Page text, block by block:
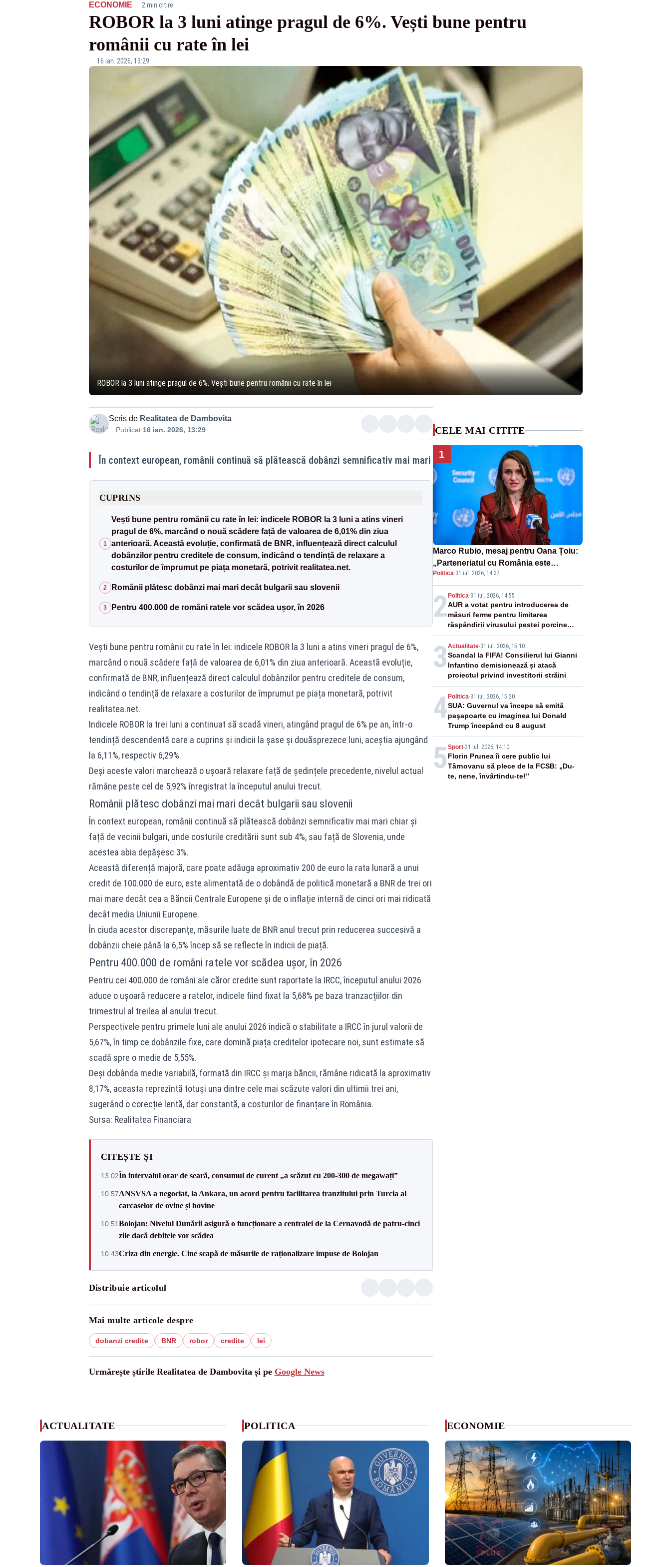
ECONOMIE· 2 min citire
ROBOR la 3 luni atinge pragul de 6%. Vești bune pentru
românii cu rate în lei
16 ian. 2026, 13:29
ROBOR la 3 luni atinge pragul de 6%. Vești bune pentru românii cu rate în lei
Scris de Realitatea de Dambovita
Publicat:16 ian. 2026, 13:29
În context european, românii continuă să plătească dobânzi semnificativ mai mari
CUPRINS
1
Vești bune pentru românii cu rate în lei: indicele ROBOR la 3 luni a atins vineri
pragul de 6%, marcând o nouă scădere față de valoarea de 6,01% din ziua
anterioară. Această evoluție, confirmată de BNR, influențează direct calculul
dobânzilor pentru creditele de consum, indicând o tendință de relaxare a
costurilor de împrumut pe piața monetară, potrivit realitatea.net.
2 Românii plătesc dobânzi mai mari decât bulgarii sau slovenii
3 Pentru 400.000 de români ratele vor scădea ușor, în 2026
Vești bune pentru românii cu rate în lei: indicele ROBOR la 3 luni a atins vineri pragul de 6%,
marcând o nouă scădere față de valoarea de 6,01% din ziua anterioară. Această evoluție,
confirmată de BNR, influențează direct calculul dobânzilor pentru creditele de consum,
indicând o tendință de relaxare a costurilor de împrumut pe piața monetară, potrivit
realitatea.net.
Indicele ROBOR la trei luni a continuat să scadă vineri, atingând pragul de 6% pe an, într-o
tendință descendentă care a cuprins și indicii la șase și douăsprezece luni, aceștia ajungând
la 6,11%, respectiv 6,29%.
Deși aceste valori marchează o ușoară relaxare față de ședințele precedente, nivelul actual
rămâne peste cel de 5,92% înregistrat la începutul anului trecut.
Românii plătesc dobânzi mai mari decât bulgarii sau slovenii
În context european, românii continuă să plătească dobânzi semnificativ mai mari chiar și
față de vecinii bulgari, unde costurile creditării sunt sub 4%, sau față de Slovenia, unde
acestea abia depășesc 3%.
Această diferență majoră, care poate adăuga aproximativ 200 de euro la rata lunară a unui
credit de 100.000 de euro, este alimentată de o dobândă de politică monetară a BNR de trei ori
mai mare decât cea a Băncii Centrale Europene și de o inflație internă de cinci ori mai ridicată
decât media Uniunii Europene.
În ciuda acestor discrepanțe, măsurile luate de BNR anul trecut prin reducerea succesivă a
dobânzii cheie până la 6,5% încep să se reflecte în indicii de piață.
Pentru 400.000 de români ratele vor scădea ușor, în 2026
Pentru cei 400.000 de români ale căror credite sunt raportate la IRCC, începutul anului 2026
aduce o ușoară reducere a ratelor, indicele fiind fixat la 5,68% pe baza tranzacțiilor din
trimestrul al treilea al anului trecut.
Perspectivele pentru primele luni ale anului 2026 indică o stabilitate a IRCC în jurul valorii de
5,67%, în timp ce dobânzile fixe, care domină piața creditelor ipotecare noi, sunt estimate să
scadă spre o medie de 5,55%.
Deși dobânda medie variabilă, formată din IRCC și marja băncii, rămâne ridicată la aproximativ
8,17%, aceasta reprezintă totuși una dintre cele mai scăzute valori din ultimii trei ani,
sugerând o corecție lentă, dar constantă, a costurilor de finanțare în România.
Sursa: Realitatea Financiara
CITEȘTE ȘI
13:02În intervalul orar de seară, consumul de curent „a scăzut cu 200-300 de megawați”
10:57ANSVSA a negociat, la Ankara, un acord pentru facilitarea tranzitului prin Turcia al
carcaselor de ovine și bovine
10:51Bolojan: Nivelul Dunării asigură o funcționare a centralei de la Cernavodă de patru-cinci
zile dacă debitele vor scădea
10:43Criza din energie. Cine scapă de măsurile de raționalizare impuse de Bolojan
Distribuie articolul
Mai multe articole despre
dobanzi credite BNR robor credite lei
Urmărește știrile Realitatea de Dambovita și pe Google News
CELE MAI CITITE
1
Marco Rubio, mesaj pentru Oana Țoiu:
„Parteneriatul cu România este
puternic și prețuit”
Politica·31 iul. 2026, 14:37
2 Politica-31 iul. 2026, 14:55
AUR a votat pentru introducerea de
măsuri ferme pentru limitarea
răspândirii virusului pestei porcine
africane
3 Actualitate-31 iul. 2026, 15:10
Scandal la FIFA! Consilierul lui Gianni
Infantino demisionează și atacă
proiectul privind investitorii străini
4 Politica-31 iul. 2026, 15:20
SUA: Guvernul va începe să emită
paşapoarte cu imaginea lui Donald
Trump începând cu 8 august
5 Sport-31 iul. 2026, 14:10
Florin Prunea îi cere public lui
Târnovanu să plece de la FCSB: „Du-
te, nene, învârtindu-te!”
ACTUALITATE POLITICA ECONOMIE